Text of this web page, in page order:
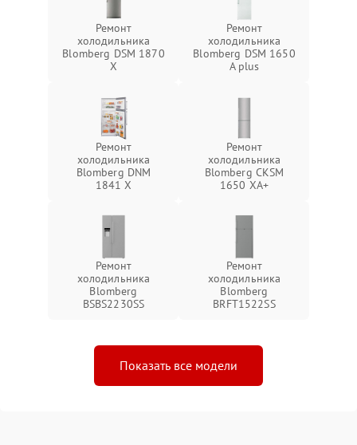
Ремонт
холодильника
Blomberg DSM 1870
X
Ремонт
холодильника
Blomberg DSM 1650
A plus
Ремонт
холодильника
Blomberg DNM
1841 X
Ремонт
холодильника
Blomberg CKSM
1650 XA+
Ремонт
холодильника
Blomberg
BSBS2230SS
Ремонт
холодильника
Blomberg
BRFT1522SS
Показать все модели